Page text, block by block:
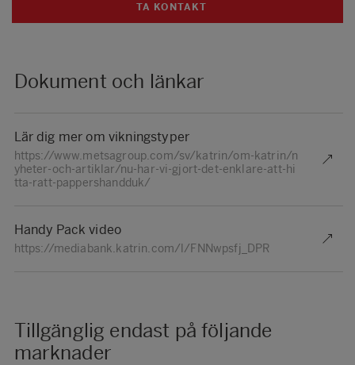
TA KONTAKT
Dokument och länkar
Lär dig mer om vikningstyper
https://www.metsagroup.com/sv/katrin/om-katrin/n
yheter-och-artiklar/nu-har-vi-gjort-det-enklare-att-hi
tta-ratt-pappershandduk/
Handy Pack video
https://mediabank.katrin.com/l/FNNwpsfj_DPR
Tillgänglig endast på följande
marknader